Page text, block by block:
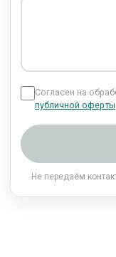
Согласен на
публичной оферты
Не передаём